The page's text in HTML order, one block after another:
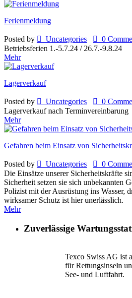
Ferienmeldung
Posted by  Uncategories  0
Betriebsferien 1.-5.7.24 / 26.7.-9.8.24
Mehr
Lagerverkauf
Posted by  Uncategories  0
Lagerverkauf nach Terminvereinbarung
Mehr
Gefahren beim Einsatz von
Posted by  Uncategories  0
Die Einsätze unserer Sicherheitskräfte
Sicherheit setzen sie sich unbekannten
Polizist mit der Ausrüstung ins Wasser,
wirksamer Schutz ist hier unerlässlich.
Mehr
Zuverlässige
Texco Swiss AG ist
für Rettungsinseln
See- und Luftfahrt.